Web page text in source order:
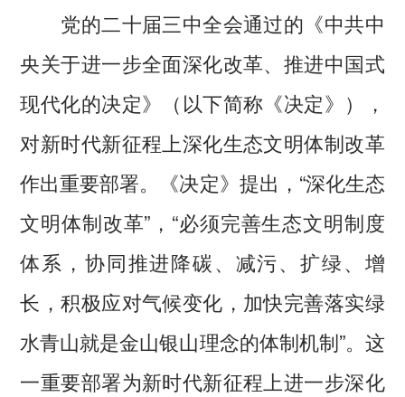
党的二十届三中全会通过的《中共中
央关于进一步全面深化改革、推进中国式
现代化的决定》（以下简称《决定》），
对新时代新征程上深化生态文明体制改革
作出重要部署。《决定》提出，“深化生态
文明体制改革”，“必须完善生态文明制度
体系，协同推进降碳、减污、扩绿、增
长，积极应对气候变化，加快完善落实绿
水青山就是金山银山理念的体制机制”。这
一重要部署为新时代新征程上进一步深化